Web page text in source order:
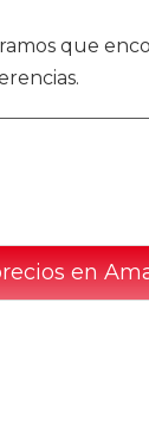
que
en